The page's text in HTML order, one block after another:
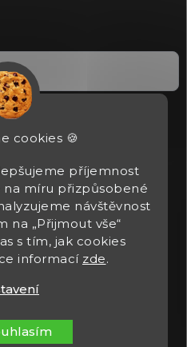
cookies 🍪
příjemnost
míru přizpůsobené
návštěvnost
na „Přijmout vše“
s tím, jak cookies
informací zde.
podmínkami ochrany osobních
Shoptet
cookies